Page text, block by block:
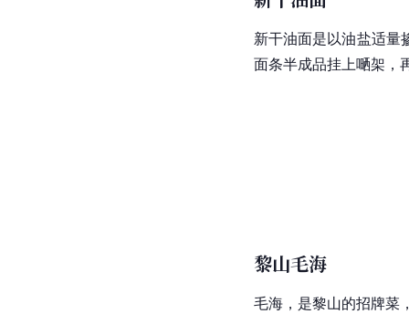
新干油面是以油盐适量
面条半成品挂上嗮架，
黎山毛海
毛海，是黎山的招牌菜